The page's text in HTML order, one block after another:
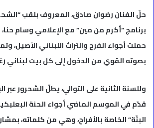
حلّ الفنان رضوان صادق، المعروف بلقب
برنامج “أكرم من مين” مع الإعلامي وسام
حملت أجواء الفرح والتراث اللبناني الأصيل،
بصوته القوي من الدخول إلى كل بيت لبناني
وللسنة الثانية على التوالي، يطلّ الشحرور عبر
قدّم في الموسم الماضي أجواء الحنة
البنّة” الخاصة بالأفراح، وهي من كلماته،